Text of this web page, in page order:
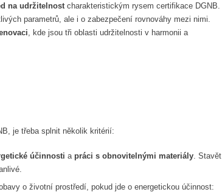
na udržitelnostcharakteristickým rysem certifikace DGNB.
parametrů, ale i o zabezpečení rovnováhy mezi nimi.
, kde jsou tři oblasti udržitelnosti v harmonii a
je třeba splnit několik kritérií:
účinnosti a práci s obnovitelnými materiály. Stavět
obavy o životní prostředí, pokud jde o energetickou účinnost: